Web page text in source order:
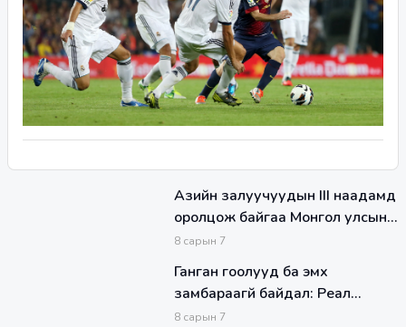
Азийн залуучуудын III наадамд
оролцож байгаа Монгол улсын
баг тамирчдын медалийн
буухиа үргэлжилж байна
8 сарын 7
Ганган гоолууд ба эмх
замбараагүй байдал: Реал
Мадрид ба Барселонагийн
8 сарын 7